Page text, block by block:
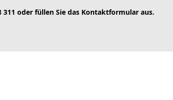
311 oder füllen Sie das Kontaktformular aus.